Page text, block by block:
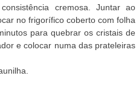
cremosa. Juntar ao
no frigorífico coberto com folha
para quebrar os cristais de
e colocar numa das prateleiras